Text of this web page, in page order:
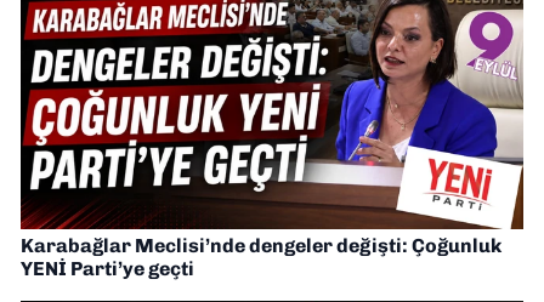
Karabağlar Meclisi’nde dengeler değişti: Çoğunluk
YENİ Parti’ye geçti